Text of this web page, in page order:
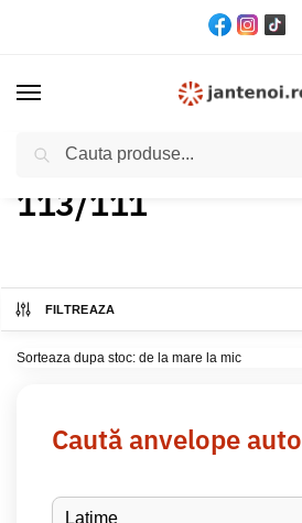
Acasă Produs Indice greutate
113/111
FILTREAZA
Caută anvelope auto